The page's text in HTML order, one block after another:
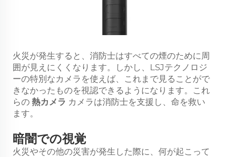
火災が発生すると、消防士はすべての煙のために周
囲が見えにくくなります。しかし、LSJテクノロジ
ーの特別なカメラを使えば、これまで見ることがで
きなかったものを視認できるようになります。これ
らの 熱カメラ カメラは消防士を支援し、命を救い
ます。
暗闇での視覚
火災やその他の災害が発生した際に、何が起こって